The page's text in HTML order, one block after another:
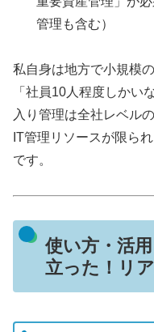
管理も含む）
私自身は地方で小規模
「社員10人程度しかい
入り管理は全社レベル
IT管理リソースが限ら
です。
使い方・活
立った！リ